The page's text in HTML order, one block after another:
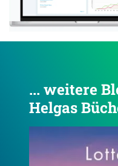
... weitere
Helgas